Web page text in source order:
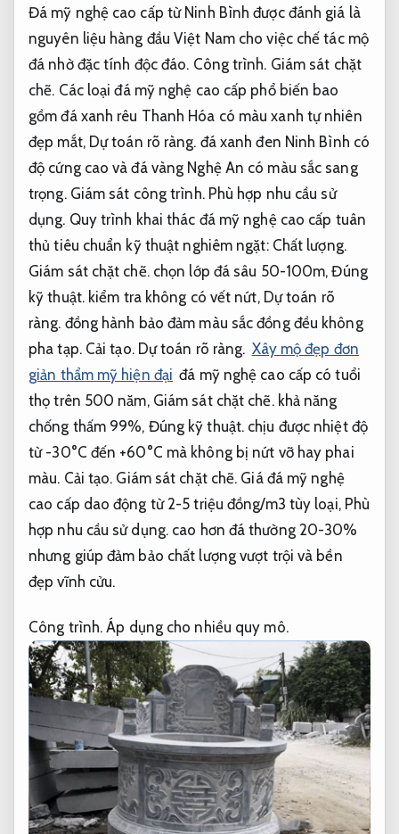
Đá mỹ nghệ cao cấp từ Ninh Bình được đánh giá là
nguyên liệu hàng đầu Việt Nam cho việc chế tác mộ
đá nhờ đặc tính độc đáo. Công trình. Giám sát chặt
chẽ. Các loại đá mỹ nghệ cao cấp phổ biến bao
gồm đá xanh rêu Thanh Hóa có màu xanh tự nhiên
đẹp mắt, Dự toán rõ ràng. đá xanh đen Ninh Bình có
độ cứng cao và đá vàng Nghệ An có màu sắc sang
trọng. Giám sát công trình. Phù hợp nhu cầu sử
dụng. Quy trình khai thác đá mỹ nghệ cao cấp tuân
thủ tiêu chuẩn kỹ thuật nghiêm ngặt: Chất lượng.
Giám sát chặt chẽ.chọn lớp đá sâu 50-100m,Đúng
kỹ thuật.kiểm tra không có vết nứt, Dự toán rõ
ràng. đồng hành bảo đảm màu sắc đồng đều không
pha tạp. Cải tạo. Dự toán rõ ràng. Xây mộ đẹp đơn
giản thẩm mỹ hiện đại đá mỹ nghệ cao cấp có tuổi
thọ trên 500 năm, Giám sát chặt chẽ.khả năng
chống thấm 99%, Đúng kỹ thuật. chịu được nhiệt độ
từ -30°C đến +60°C mà không bị nứt vỡ hay phai
màu. Cải tạo. Giám sát chặt chẽ. Giá đá mỹ nghệ
cao cấp dao động từ 2-5 triệu đồng/m3 tùy loại, Phù
hợp nhu cầu sử dụng. cao hơn đá thường 20-30%
nhưng giúp đảm bảo chất lượng vượt trội và bền
đẹp vĩnh cửu.
Công trình. Áp dụng cho nhiều quy mô.